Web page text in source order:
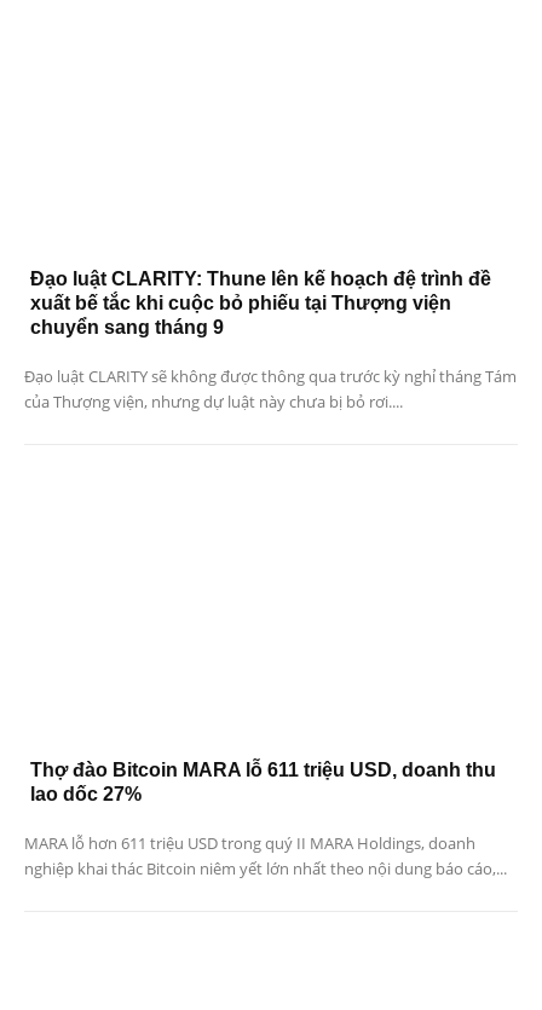
Đạo luật CLARITY: Thune lên kế hoạch đệ trình đề
xuất bế tắc khi cuộc bỏ phiếu tại Thượng viện
chuyển sang tháng 9
Đạo luật CLARITY sẽ không được thông qua trước kỳ nghỉ tháng Tám
của Thượng viện, nhưng dự luật này chưa bị bỏ rơi....
Thợ đào Bitcoin MARA lỗ 611 triệu USD, doanh thu
lao dốc 27%
MARA lỗ hơn 611 triệu USD trong quý II MARA Holdings, doanh
nghiệp khai thác Bitcoin niêm yết lớn nhất theo nội dung báo cáo,...